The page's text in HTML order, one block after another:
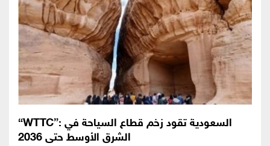
“WTTC”: السعودية تقود زخم قطاع السياحة في
الشرق الأوسط حتى 2036